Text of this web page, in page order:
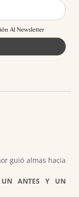
Al Newsletter
guió almas hacia
UN ANTES Y UN